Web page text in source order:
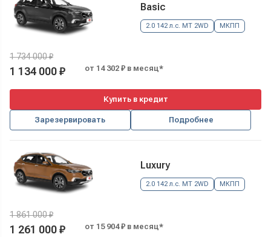
Basic
2.0 142 л.с. MT 2WD МКПП
1 734 000 ₽
1 134 000 ₽ от 14 302 ₽ в месяц*
Купить в кредит
Зарезервировать Подробнее
Luxury
2.0 142 л.с. MT 2WD МКПП
1 861 000 ₽
1 261 000 ₽ от 15 904 ₽ в месяц*